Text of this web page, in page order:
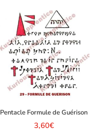
Pentacle Formule de Guérison
3,60€